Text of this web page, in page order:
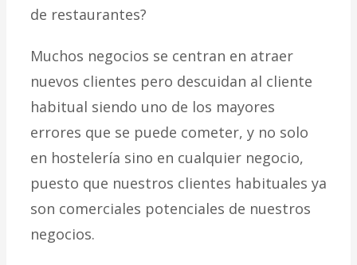
de restaurantes?
Muchos negocios se centran en atraer
nuevos clientes pero descuidan al cliente
habitual siendo uno de los mayores
errores que se puede cometer, y no solo
en hostelería sino en cualquier negocio,
puesto que nuestros clientes habituales ya
son comerciales potenciales de nuestros
negocios.